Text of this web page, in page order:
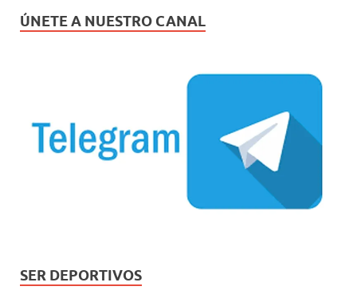
ÚNETE A NUESTRO CANAL
SER DEPORTIVOS